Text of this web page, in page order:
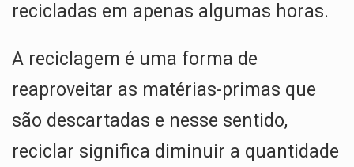
recicladas em apenas algumas horas.
A reciclagem é uma forma de
reaproveitar as matérias-primas que
são descartadas e nesse sentido,
reciclar significa diminuir a quantidade